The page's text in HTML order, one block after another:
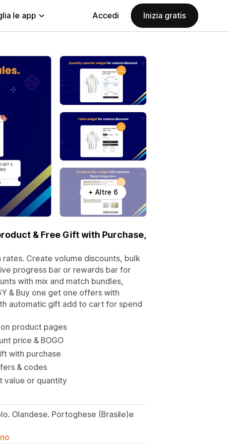
le app Accedi Inizia gratis
+ Altre 6
& Free Gift with Purchase,
Create volume discounts, bulk
progress bar or rewards bar for
with mix and match bundles,
& Buy one get one offers with
automatic gift add to cart for spend
product pages
price & BOGO
with purchase
& codes
value or quantity
Olandese. Portoghese (Brasile)e